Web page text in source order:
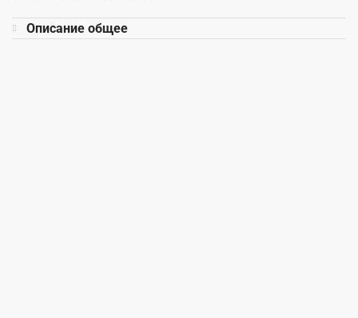
Описание общее